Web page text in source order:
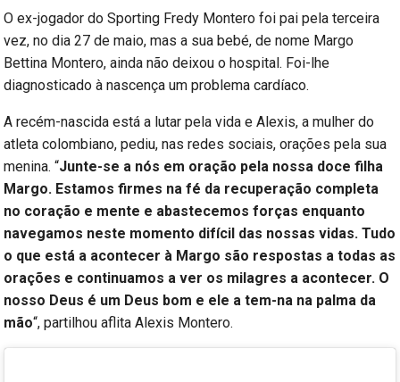
O ex-jogador do Sporting Fredy Montero foi pai pela terceira
vez, no dia 27 de maio, mas a sua bebé, de nome Margo
Bettina Montero, ainda não deixou o hospital. Foi-lhe
diagnosticado à nascença um problema cardíaco.
A recém-nascida está a lutar pela vida e Alexis, a mulher do
atleta colombiano, pediu, nas redes sociais, orações pela sua
menina. “Junte-se a nós em oração pela nossa doce filha
Margo. Estamos firmes na fé da recuperação completa
no coração e mente e abastecemos forças enquanto
navegamos neste momento difícil das nossas vidas. Tudo
o que está a acontecer à Margo são respostas a todas as
orações e continuamos a ver os milagres a acontecer. O
nosso Deus é um Deus bom e ele a tem-na na palma da
mão“, partilhou aflita Alexis Montero.